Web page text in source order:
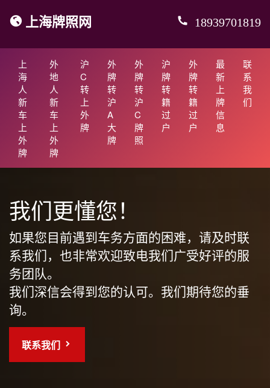
上海牌照网 18939701819
上
海
人
新
车
上
外
牌
外
地
人
新
车
上
外
牌
沪
C
转
上
外
牌
外
牌
转
沪
A
大
牌
外
牌
转
沪
C
牌
照
沪
牌
转
籍
过
户
外
牌
转
籍
过
户
最
新
上
牌
信
息
联
系
我
们
我们更懂您！
如果您目前遇到车务方面的困难，请及时联
系我们，也非常欢迎致电我们广受好评的服
务团队。
我们深信会得到您的认可。我们期待您的垂
询。
联系我们